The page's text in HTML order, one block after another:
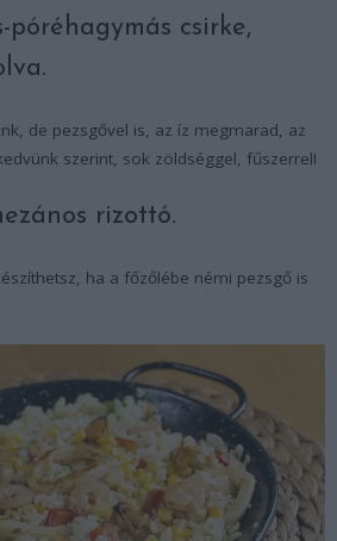
póréhagymás csirke,
de pezsgővel is, az íz megmarad, az
szerint, sok zöldséggel, fűszerrel!
rizottó.
ha a főzőlébe némi pezsgő is